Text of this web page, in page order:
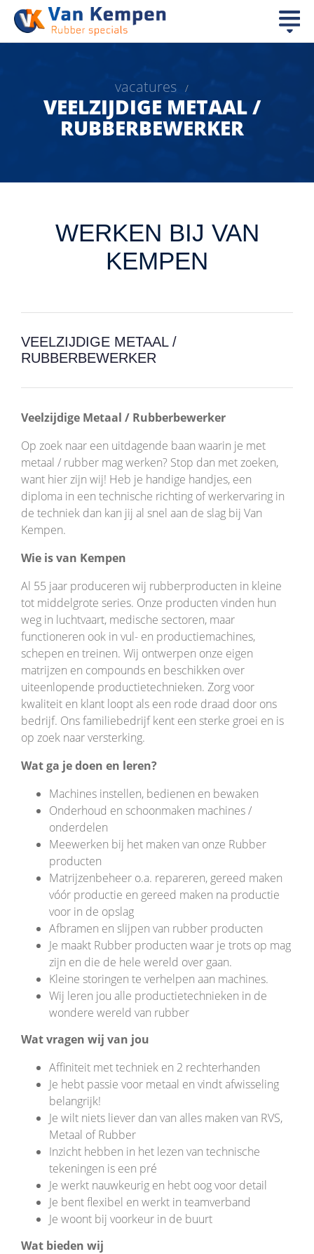
vacatures /
VEELZIJDIGE METAAL /
RUBBERBEWERKER
WERKEN BIJ VAN
KEMPEN
VEELZIJDIGE METAAL /
RUBBERBEWERKER
Veelzijdige Metaal / Rubberbewerker
Op zoek naar een uitdagende baan waarin je met
metaal / rubber mag werken? Stop dan met zoeken,
want hier zijn wij! Heb je handige handjes, een
diploma in een technische richting of werkervaring in
de techniek dan kan jij al snel aan de slag bij Van
Kempen.
Wie is van Kempen
Al 55 jaar produceren wij rubberproducten in kleine
tot middelgrote series. Onze producten vinden hun
weg in luchtvaart, medische sectoren, maar
functioneren ook in vul- en productiemachines,
schepen en treinen. Wij ontwerpen onze eigen
matrijzen en compounds en beschikken over
uiteenlopende productietechnieken. Zorg voor
kwaliteit en klant loopt als een rode draad door ons
bedrijf. Ons familiebedrijf kent een sterke groei en is
op zoek naar versterking.
Wat ga je doen en leren?
Machines instellen, bedienen en bewaken
Onderhoud en schoonmaken machines /
onderdelen
Meewerken bij het maken van onze Rubber
producten
Matrijzenbeheer o.a. repareren, gereed maken
vóór productie en gereed maken na productie
voor in de opslag
Afbramen en slijpen van rubber producten
Je maakt Rubber producten waar je trots op mag
zijn en die de hele wereld over gaan.
Kleine storingen te verhelpen aan machines.
Wij leren jou alle productietechnieken in de
wondere wereld van rubber
Wat vragen wij van jou
Affiniteit met techniek en 2 rechterhanden
Je hebt passie voor metaal en vindt afwisseling
belangrijk!
Je wilt niets liever dan van alles maken van RVS,
Metaal of Rubber
Inzicht hebben in het lezen van technische
tekeningen is een pré
Je werkt nauwkeurig en hebt oog voor detail
Je bent flexibel en werkt in teamverband
Je woont bij voorkeur in de buurt
Wat bieden wij